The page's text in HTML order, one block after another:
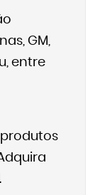
GM,
entre